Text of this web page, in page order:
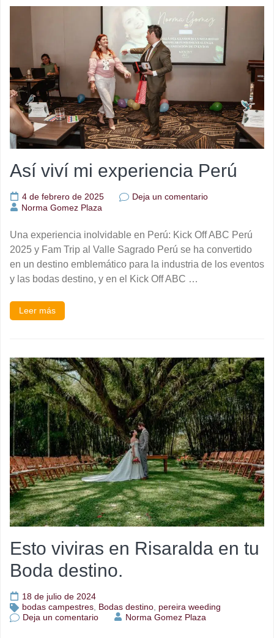
Así viví mi experiencia Perú
4 de febrero de 2025 Deja un comentarioen
experiencia
Perú
Norma Gomez Plaza
Una experiencia inolvidable en Perú: Kick Off ABC Perú
2025 y Fam Trip al Valle Sagrado Perú se ha convertido
en un destino emblemático para la industria de los eventos
y las bodas destino, y en el Kick Off ABC …
Leer más
Esto viviras en Risaralda en tu
Boda destino.
18 de julio de 2024
bodas campestres Bodas destino pereira weeding
Deja un comentarioen
Norma Gomez Plaza